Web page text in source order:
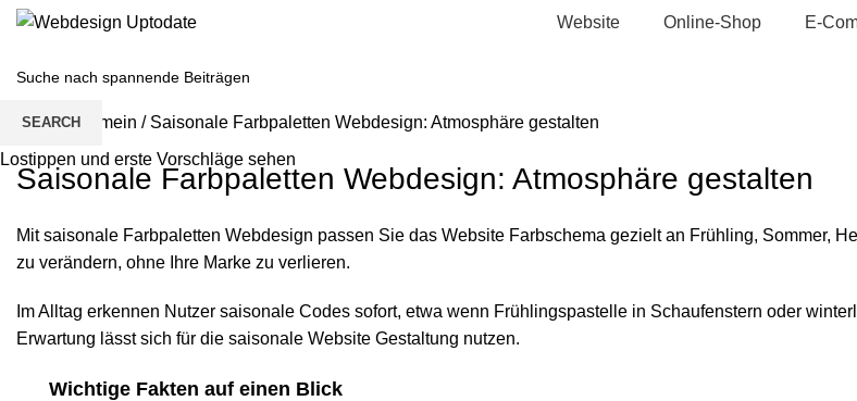
Website Online-Shop E-
Home/Allgemein / Saisonale Farbpaletten Webdesign: Atmosphäre gestalten
Saisonale Farbpaletten Webdesign: Atmosphäre gestalten
Mit saisonale Farbpaletten Webdesign passen Sie das Website Farbschema gezielt an Frühling, Sommer,
zu verändern, ohne Ihre Marke zu verlieren.
Im Alltag erkennen Nutzer saisonale Codes sofort, etwa wenn Frühlingspastelle in Schaufenstern oder
Erwartung lässt sich für die saisonale Website Gestaltung nutzen.
Wichtige Fakten auf einen Blick
SEARCH
Lostippen und erste Vorschläge sehen